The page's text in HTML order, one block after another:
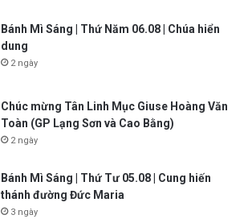
Bánh Mì Sáng | Thứ Năm 06.08 | Chúa hiển
dung
2 ngày
Chúc mừng Tân Linh Mục Giuse Hoàng Văn
Toàn (GP Lạng Sơn và Cao Bằng)
2 ngày
Bánh Mì Sáng | Thứ Tư 05.08 | Cung hiến
thánh đường Đức Maria
3 ngày